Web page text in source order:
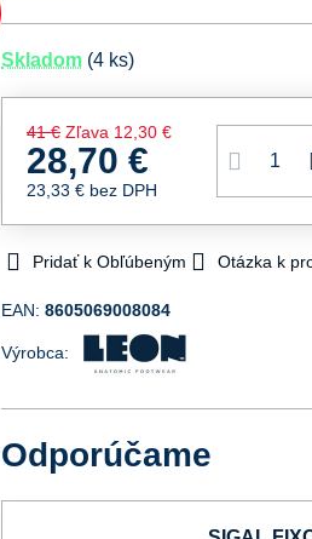
Skladom (4 ks)
41 € Zľava 12,30 €
28,70 €
23,33 € bez DPH
Pridať k Obľúbeným Otázka k
EAN:8605069008084
Výrobca:
Odporúčame